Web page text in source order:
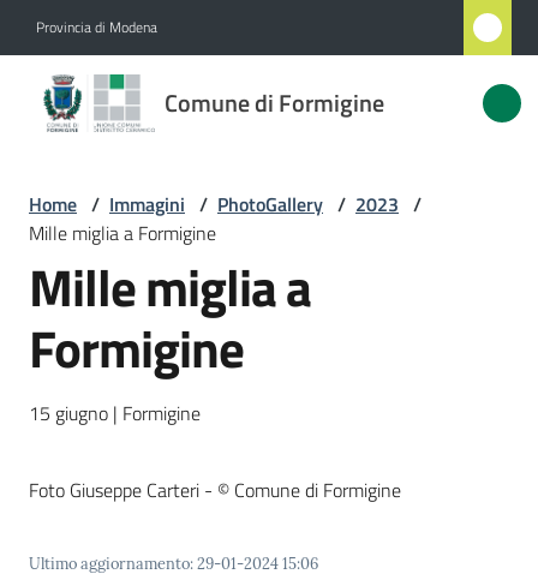
Provincia di Modena
Comune di Formigine
Comune
di
Novità
Formigine
Home / Immagini / PhotoGallery / 2023 /
Mille miglia a Formigine
Mille miglia a
Formigine
15 giugno | Formigine
Foto Giuseppe Carteri - © Comune di Formigine
Ultimo aggiornamento:29-01-2024 15:06